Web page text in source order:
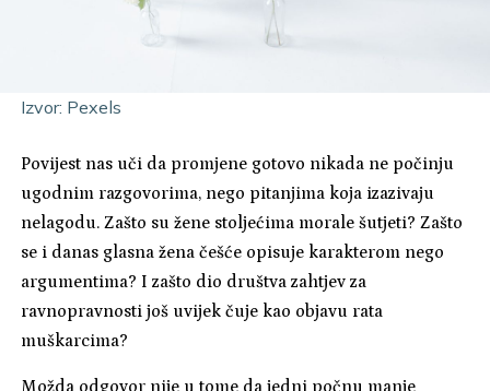
Izvor: Pexels
Povijest nas uči da promjene gotovo nikada ne počinju
ugodnim razgovorima, nego pitanjima koja izazivaju
nelagodu. Zašto su žene stoljećima morale šutjeti? Zašto
se i danas glasna žena češće opisuje karakterom nego
argumentima? I zašto dio društva zahtjev za
ravnopravnosti još uvijek čuje kao objavu rata
muškarcima?
Možda odgovor nije u tome da jedni počnu manje